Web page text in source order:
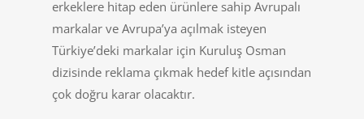
erkeklere hitap eden ürünlere sahip Avrupalı
markalar ve Avrupa’ya açılmak isteyen
Türkiye’deki markalar için Kuruluş Osman
dizisinde reklama çıkmak hedef kitle açısından
çok doğru karar olacaktır.